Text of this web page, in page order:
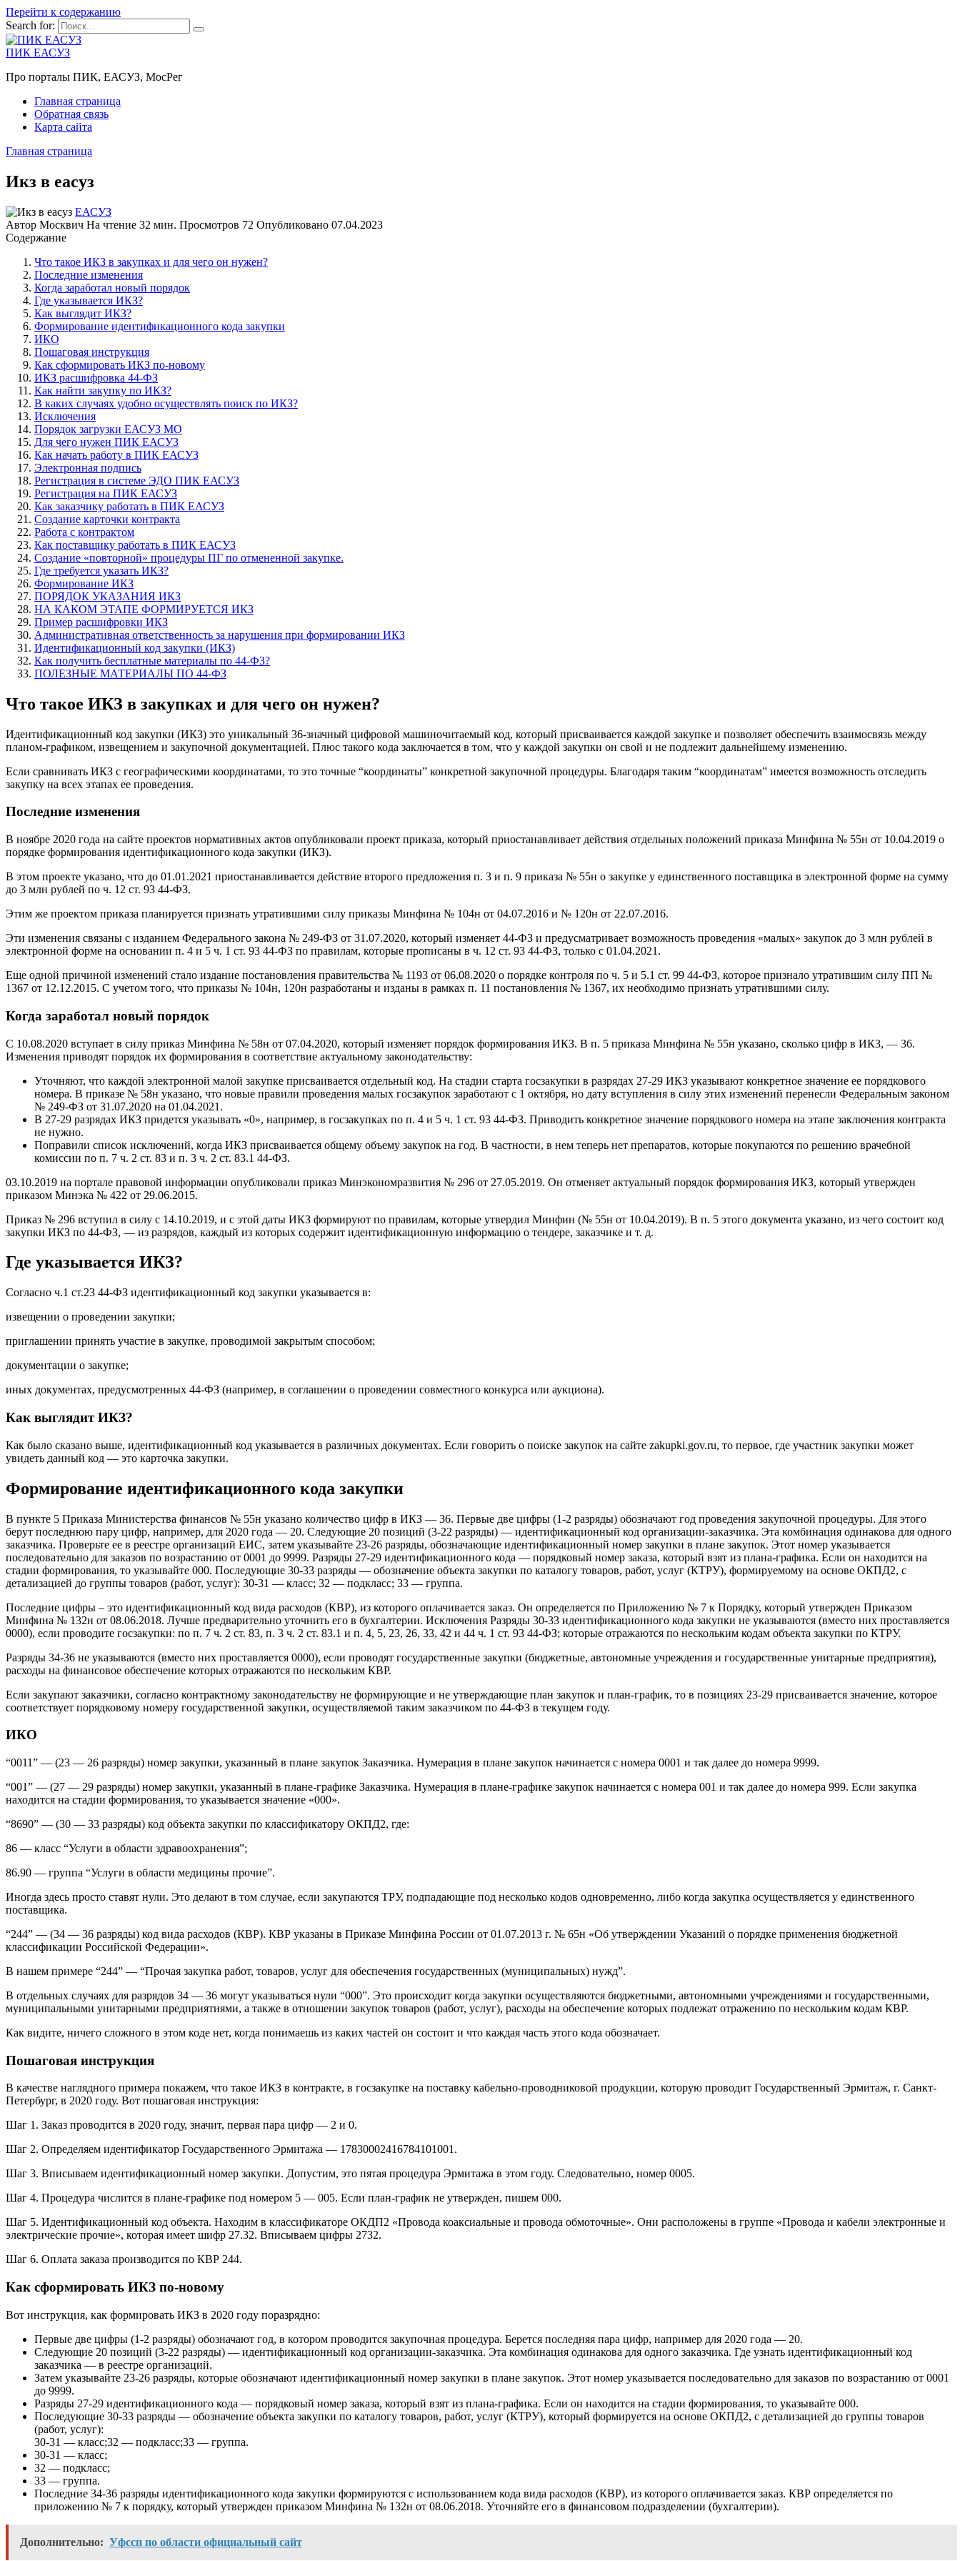
Перейти к содержанию
Search for:
ПИК ЕАСУЗ
Про порталы ПИК, ЕАСУЗ, МосРег
Главная страница
Обратная связь
Карта сайта
Главная страница
Икз в еасуз
ЕАСУЗ
Автор Москвич На чтение 32 мин. Просмотров 72 Опубликовано 07.04.2023
Содержание
Что такое ИКЗ в закупках и для чего он нужен?
Последние изменения
Когда заработал новый порядок
Где указывается ИКЗ?
Как выглядит ИКЗ?
Формирование идентификационного кода закупки
ИКО
Пошаговая инструкция
Как сформировать ИКЗ по-новому
ИКЗ расшифровка 44-ФЗ
Как найти закупку по ИКЗ?
В каких случаях удобно осуществлять поиск по ИКЗ?
Исключения
Порядок загрузки ЕАСУЗ МО
Для чего нужен ПИК ЕАСУЗ
Как начать работу в ПИК ЕАСУЗ
Электронная подпись
Регистрация в системе ЭДО ПИК ЕАСУЗ
Регистрация на ПИК ЕАСУЗ
Как заказчику работать в ПИК ЕАСУЗ
Создание карточки контракта
Работа с контрактом
Как поставщику работать в ПИК ЕАСУЗ
Создание «повторной» процедуры ПГ по отмененной закупке.
Где требуется указать ИКЗ?
Формирование ИКЗ
ПОРЯДОК УКАЗАНИЯ ИКЗ
НА КАКОМ ЭТАПЕ ФОРМИРУЕТСЯ ИКЗ
Пример расшифровки ИКЗ
Административная ответственность за нарушения при формировании ИКЗ
Идентификационный код закупки (ИКЗ)
Как получить бесплатные материалы по 44-ФЗ?
ПОЛЕЗНЫЕ МАТЕРИАЛЫ ПО 44-ФЗ
Что такое ИКЗ в закупках и для чего он нужен?
Идентификационный код закупки (ИКЗ) это уникальный 36-значный цифровой машиночитаемый код, который присваивается каждой закупке и позволяет обеспечить взаимосвязь между
планом-графиком, извещением и закупочной документацией. Плюс такого кода заключается в том, что у каждой закупки он свой и не подлежит дальнейшему изменению.
Если сравнивать ИКЗ с географическими координатами, то это точные “координаты” конкретной закупочной процедуры. Благодаря таким “координатам” имеется возможность отследить
закупку на всех этапах ее проведения.
Последние изменения
В ноябре 2020 года на сайте проектов нормативных актов опубликовали проект приказа, который приостанавливает действия отдельных положений приказа Минфина № 55н от 10.04.2019 о
порядке формирования идентификационного кода закупки (ИКЗ).
В этом проекте указано, что до 01.01.2021 приостанавливается действие второго предложения п. 3 и п. 9 приказа № 55н о закупке у единственного поставщика в электронной форме на сумму
до 3 млн рублей по ч. 12 ст. 93 44-ФЗ.
Этим же проектом приказа планируется признать утратившими силу приказы Минфина № 104н от 04.07.2016 и № 120н от 22.07.2016.
Эти изменения связаны с изданием Федерального закона № 249-ФЗ от 31.07.2020, который изменяет 44-ФЗ и предусматривает возможность проведения «малых» закупок до 3 млн рублей в
электронной форме на основании п. 4 и 5 ч. 1 ст. 93 44-ФЗ по правилам, которые прописаны в ч. 12 ст. 93 44-ФЗ, только с 01.04.2021.
Еще одной причиной изменений стало издание постановления правительства № 1193 от 06.08.2020 о порядке контроля по ч. 5 и 5.1 ст. 99 44-ФЗ, которое признало утратившим силу ПП №
1367 от 12.12.2015. С учетом того, что приказы № 104н, 120н разработаны и изданы в рамках п. 11 постановления № 1367, их необходимо признать утратившими силу.
Когда заработал новый порядок
С 10.08.2020 вступает в силу приказ Минфина № 58н от 07.04.2020, который изменяет порядок формирования ИКЗ. В п. 5 приказа Минфина № 55н указано, сколько цифр в ИКЗ, — 36.
Изменения приводят порядок их формирования в соответствие актуальному законодательству:
Уточняют, что каждой электронной малой закупке присваивается отдельный код. На стадии старта госзакупки в разрядах 27-29 ИКЗ указывают конкретное значение ее порядкового
номера. В приказе № 58н указано, что новые правили проведения малых госзакупок заработают с 1 октября, но дату вступления в силу этих изменений перенесли Федеральным законом
№ 249-ФЗ от 31.07.2020 на 01.04.2021.
В 27-29 разрядах ИКЗ придется указывать «0», например, в госзакупках по п. 4 и 5 ч. 1 ст. 93 44-ФЗ. Приводить конкретное значение порядкового номера на этапе заключения контракта
не нужно.
Поправили список исключений, когда ИКЗ присваивается общему объему закупок на год. В частности, в нем теперь нет препаратов, которые покупаются по решению врачебной
комиссии по п. 7 ч. 2 ст. 83 и п. 3 ч. 2 ст. 83.1 44-ФЗ.
03.10.2019 на портале правовой информации опубликовали приказ Минэкономразвития № 296 от 27.05.2019. Он отменяет актуальный порядок формирования ИКЗ, который утвержден
приказом Минэка № 422 от 29.06.2015.
Приказ № 296 вступил в силу с 14.10.2019, и с этой даты ИКЗ формируют по правилам, которые утвердил Минфин (№ 55н от 10.04.2019). В п. 5 этого документа указано, из чего состоит код
закупки ИКЗ по 44-ФЗ, — из разрядов, каждый из которых содержит идентификационную информацию о тендере, заказчике и т. д.
Где указывается ИКЗ?
Согласно ч.1 ст.23 44-ФЗ идентификационный код закупки указывается в:
извещении о проведении закупки;
приглашении принять участие в закупке, проводимой закрытым способом;
документации о закупке;
иных документах, предусмотренных 44-ФЗ (например, в соглашении о проведении совместного конкурса или аукциона).
Как выглядит ИКЗ?
Как было сказано выше, идентификационный код указывается в различных документах. Если говорить о поиске закупок на сайте zakupki.gov.ru, то первое, где участник закупки может
увидеть данный код — это карточка закупки.
Формирование идентификационного кода закупки
В пункте 5 Приказа Министерства финансов № 55н указано количество цифр в ИКЗ — 36. Первые две цифры (1-2 разряды) обозначают год проведения закупочной процедуры. Для этого
берут последнюю пару цифр, например, для 2020 года — 20. Следующие 20 позиций (3-22 разряды) — идентификационный код организации-заказчика. Эта комбинация одинакова для одного
заказчика. Проверьте ее в реестре организаций ЕИС, затем указывайте 23-26 разряды, обозначающие идентификационный номер закупки в плане закупок. Этот номер указывается
последовательно для заказов по возрастанию от 0001 до 9999. Разряды 27-29 идентификационного кода — порядковый номер заказа, который взят из плана-графика. Если он находится на
стадии формирования, то указывайте 000. Последующие 30-33 разряды — обозначение объекта закупки по каталогу товаров, работ, услуг (КТРУ), формируемому на основе ОКПД2, с
детализацией до группы товаров (работ, услуг): 30-31 — класс; 32 — подкласс; 33 — группа.
Последние цифры – это идентификационный код вида расходов (КВР), из которого оплачивается заказ. Он определяется по Приложению № 7 к Порядку, который утвержден Приказом
Минфина № 132н от 08.06.2018. Лучше предварительно уточнить его в бухгалтерии. Исключения Разряды 30-33 идентификационного кода закупки не указываются (вместо них проставляется
0000), если проводите госзакупки: по п. 7 ч. 2 ст. 83, п. 3 ч. 2 ст. 83.1 и п. 4, 5, 23, 26, 33, 42 и 44 ч. 1 ст. 93 44-ФЗ; которые отражаются по нескольким кодам объекта закупки по КТРУ.
Разряды 34-36 не указываются (вместо них проставляется 0000), если проводят государственные закупки (бюджетные, автономные учреждения и государственные унитарные предприятия),
расходы на финансовое обеспечение которых отражаются по нескольким КВР.
Если закупают заказчики, согласно контрактному законодательству не формирующие и не утверждающие план закупок и план-график, то в позициях 23-29 присваивается значение, которое
соответствует порядковому номеру государственной закупки, осуществляемой таким заказчиком по 44-ФЗ в текущем году.
ИКО
“0011” — (23 — 26 разряды) номер закупки, указанный в плане закупок Заказчика. Нумерация в плане закупок начинается с номера 0001 и так далее до номера 9999.
“001” — (27 — 29 разряды) номер закупки, указанный в плане-графике Заказчика. Нумерация в плане-графике закупок начинается с номера 001 и так далее до номера 999. Если закупка
находится на стадии формирования, то указывается значение «000».
“8690” — (30 — 33 разряды) код объекта закупки по классификатору ОКПД2, где:
86 — класс “Услуги в области здравоохранения”;
86.90 — группа “Услуги в области медицины прочие”.
Иногда здесь просто ставят нули. Это делают в том случае, если закупаются ТРУ, подпадающие под несколько кодов одновременно, либо когда закупка осуществляется у единственного
поставщика.
“244” — (34 — 36 разряды) код вида расходов (КВР). КВР указаны в Приказе Минфина России от 01.07.2013 г. № 65н «Об утверждении Указаний о порядке применения бюджетной
классификации Российской Федерации».
В нашем примере “244” — “Прочая закупка работ, товаров, услуг для обеспечения государственных (муниципальных) нужд”.
В отдельных случаях для разрядов 34 — 36 могут указываться нули “000”. Это происходит когда закупки осуществляются бюджетными, автономными учреждениями и государственными,
муниципальными унитарными предприятиями, а также в отношении закупок товаров (работ, услуг), расходы на обеспечение которых подлежат отражению по нескольким кодам КВР.
Как видите, ничего сложного в этом коде нет, когда понимаешь из каких частей он состоит и что каждая часть этого кода обозначает.
Пошаговая инструкция
В качестве наглядного примера покажем, что такое ИКЗ в контракте, в госзакупке на поставку кабельно-проводниковой продукции, которую проводит Государственный Эрмитаж, г. Санкт-
Петербург, в 2020 году. Вот пошаговая инструкция:
Шаг 1. Заказ проводится в 2020 году, значит, первая пара цифр — 2 и 0.
Шаг 2. Определяем идентификатор Государственного Эрмитажа — 17830002416784101001.
Шаг 3. Вписываем идентификационный номер закупки. Допустим, это пятая процедура Эрмитажа в этом году. Следовательно, номер 0005.
Шаг 4. Процедура числится в плане-графике под номером 5 — 005. Если план-график не утвержден, пишем 000.
Шаг 5. Идентификационный код объекта. Находим в классификаторе ОКДП2 «Провода коаксиальные и провода обмоточные». Они расположены в группе «Провода и кабели электронные и
электрические прочие», которая имеет шифр 27.32. Вписываем цифры 2732.
Шаг 6. Оплата заказа производится по КВР 244.
Как сформировать ИКЗ по-новому
Вот инструкция, как формировать ИКЗ в 2020 году поразрядно:
Первые две цифры (1-2 разряды) обозначают год, в котором проводится закупочная процедура. Берется последняя пара цифр, например для 2020 года — 20.
Следующие 20 позиций (3-22 разряды) — идентификационный код организации-заказчика. Эта комбинация одинакова для одного заказчика. Где узнать идентификационный код
заказчика — в реестре организаций.
Затем указывайте 23-26 разряды, которые обозначают идентификационный номер закупки в плане закупок. Этот номер указывается последовательно для заказов по возрастанию от 0001
до 9999.
Разряды 27-29 идентификационного кода — порядковый номер заказа, который взят из плана-графика. Если он находится на стадии формирования, то указывайте 000.
Последующие 30-33 разряды — обозначение объекта закупки по каталогу товаров, работ, услуг (КТРУ), который формируется на основе ОКПД2, с детализацией до группы товаров
(работ, услуг):
30-31 — класс;32 — подкласс;33 — группа.
30-31 — класс;
32 — подкласс;
33 — группа.
Последние 34-36 разряды идентификационного кода закупки формируются с использованием кода вида расходов (КВР), из которого оплачивается заказ. КВР определяется по
приложению № 7 к порядку, который утвержден приказом Минфина № 132н от 08.06.2018. Уточняйте его в финансовом подразделении (бухгалтерии).
Дополнительно: Уфссп по области официальный сайт